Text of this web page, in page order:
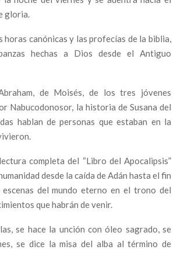
gloria.
horas canónicas y las profecías de la biblia,
hechas a Dios desde el Antiguo
de Moisés, de los tres jóvenes
Nabucodonosor, la historia de Susana del
hablan de personas que estaban en la
completa del “Libro del Apocalipsis”
desde la caída de Adán hasta el fin
del mundo eterno en el trono del
que habrán de venir.
se hace la unción con óleo sagrado, se
se dice la misa del alba al término de